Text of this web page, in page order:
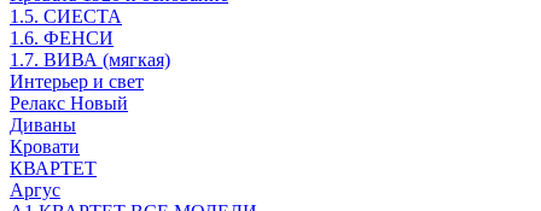
1.5. СИЕСТА
1.6. ФЕНСИ
1.7. ВИВА (мягкая)
Интерьер и свет
Релакс Новый
Диваны
Кровати
КВАРТЕТ
Аргус